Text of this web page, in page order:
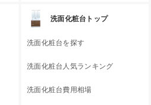
洗面化粧台トップ
洗面化粧台を探す
洗面化粧台人気ランキング
洗面化粧台費用相場